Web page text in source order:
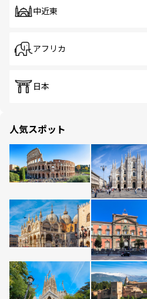
中近東
アフリカ
日本
人気スポット